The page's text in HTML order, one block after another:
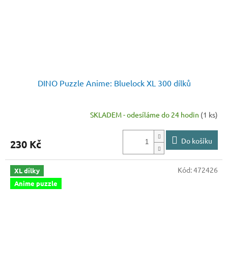
DINO Puzzle Anime: Bluelock XL 300 dílků
SKLADEM - odesíláme do 24 hodin (1 ks)
230 Kč Do košíku
XL dílky
Anime puzzle
Kód:472426